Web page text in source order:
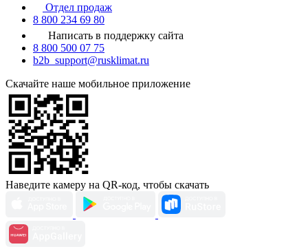
Отдел продаж
8 800 234 69 80
Написать в поддержку сайта
8 800 500 07 75
b2b_support@rusklimat.ru
Скачайте наше мобильное приложение
Наведите камеру на QR-код, чтобы скачать